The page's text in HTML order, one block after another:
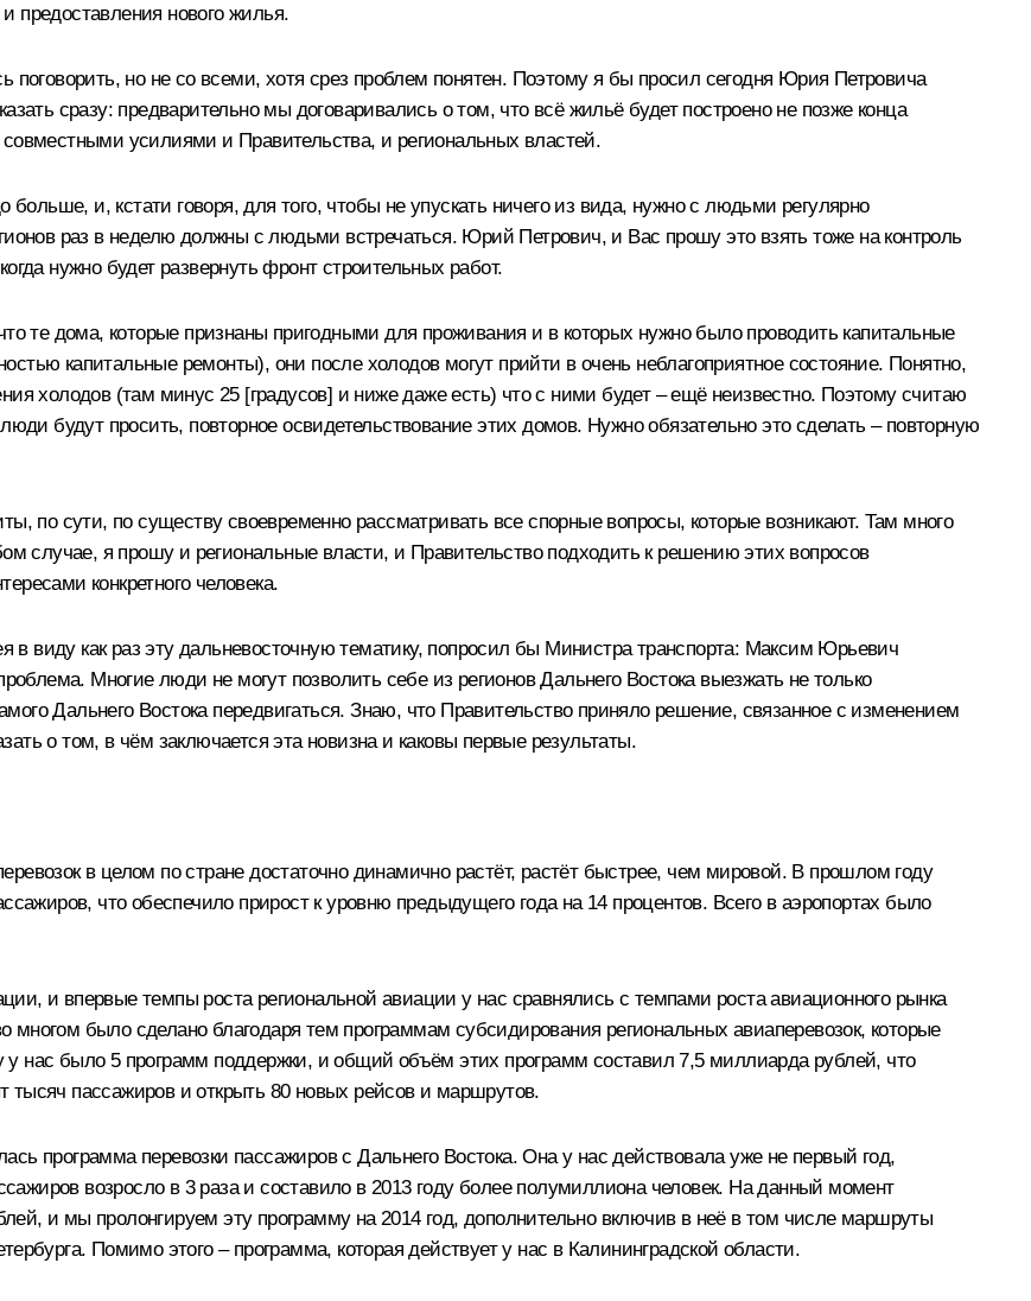
предоставления нового жилья.
поговорить, но не со всеми, хотя срез проблем понятен. Поэтому я бы просил сегодня Юрия Петровича
сразу: предварительно мы договаривались о том, что всё жильё будет построено не позже конца
усилиями и Правительства, и региональных властей.
и, кстати говоря, для того, чтобы не упускать ничего из вида, нужно с людьми регулярно
раз в неделю должны с людьми встречаться. Юрий Петрович, и Вас прошу это взять тоже на контроль
нужно будет развернуть фронт строительных работ.
те дома, которые признаны пригодными для проживания и в которых нужно было проводить капитальные
капитальные ремонты), они после холодов могут прийти в очень неблагоприятное состояние. Понятно,
холодов (там минус 25 [градусов] и ниже даже есть) что с ними будет – ещё неизвестно. Поэтому считаю
будут просить, повторное освидетельствование этих домов. Нужно обязательно это сделать – повторную
по сути, по существу своевременно рассматривать все спорные вопросы, которые возникают. Там много
случае, я прошу и региональные власти, и Правительство подходить к решению этих вопросов
конкретного человека.
в виду как раз эту дальневосточную тематику, попросил бы Министра транспорта: Максим Юрьевич
Многие люди не могут позволить себе из регионов Дальнего Востока выезжать не только
Дальнего Востока передвигаться. Знаю, что Правительство приняло решение, связанное с изменением
о том, в чём заключается эта новизна и каковы первые результаты.
в целом по стране достаточно динамично растёт, растёт быстрее, чем мировой. В прошлом году
что обеспечило прирост к уровню предыдущего года на 14 процентов. Всего в аэропортах было
и впервые темпы роста региональной авиации у нас сравнялись с темпами роста авиационного рынка
многом было сделано благодаря тем программам субсидирования региональных авиаперевозок, которые
нас было 5 программ поддержки, и общий объём этих программ составил 7,5 миллиарда рублей, что
тысяч пассажиров и открыть 80 новых рейсов и маршрутов.
программа перевозки пассажиров с Дальнего Востока. Она у нас действовала уже не первый год,
возросло в 3 раза и составило в 2013 году более полумиллиона человек. На данный момент
и мы пролонгируем эту программу на 2014 год, дополнительно включив в неё в том числе маршруты
Помимо этого – программа, которая действует у нас в Калининградской области.